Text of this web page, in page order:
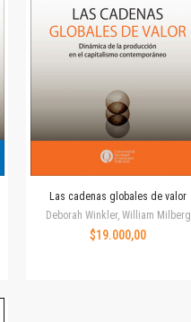
Las cadenas globales de valor
Deborah Winkler, William Milberg
$19.000,00